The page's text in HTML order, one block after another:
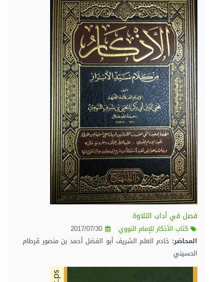
فصل في آداب التلاوة
كتاب الأذكار للإمام النووي
2017/07/30
المحاضر:
الحسيني